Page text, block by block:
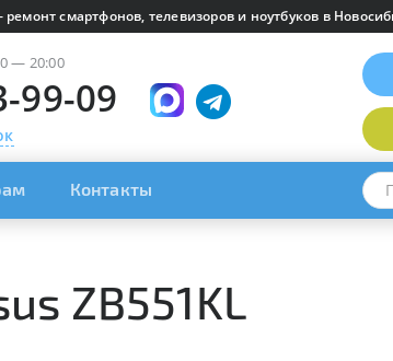
смартфонов, телевизоров и ноутбуков в
— 20:00
99-09
Контакты
ZB551KL